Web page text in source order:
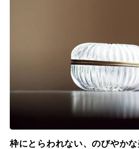
枠にとらわれない、のびやか